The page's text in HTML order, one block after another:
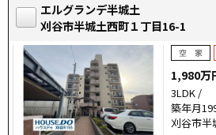
エルグランデ半城土
刈谷市半城土西町１丁目16-1
1,980万
3LDK /
築年月
刈谷市半